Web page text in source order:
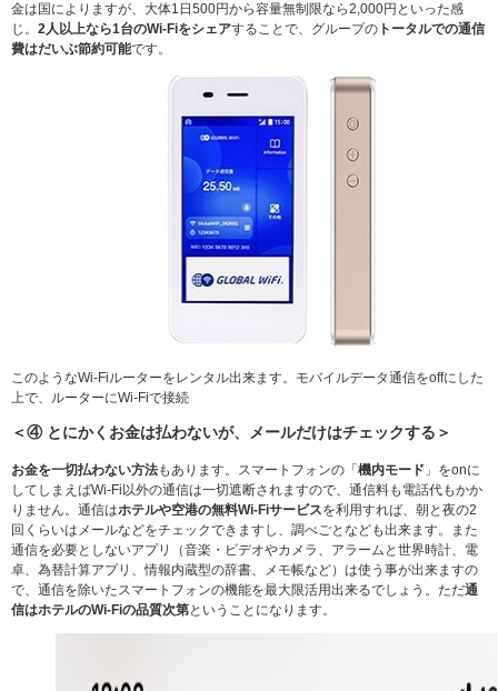
金は国によりますが、大体1日500円から容量無制限なら2,000円といった感
じ。 2人以上なら1台のWi-Fiをシェアすることで、グループの トータルでの通信
費はだいぶ節約可能です。
このようなWi-Fiルーターをレンタル出来ます。モバイルデータ通信をoffにした
上で、ルーターにWi-Fiで接続
＜④ とにかくお金は払わないが、メールだけはチェックする＞
お金を一切払わない方法もあります。スマートフォンの「機内モード 」をonに
してしまえばWi-Fi以外の通信は一切遮断されますので、通信料も電話代もかか
りません。通信はホテルや空港の無料Wi-Fiサービスを利用すれば、朝と夜の2
回くらいはメールなどをチェックできますし、調べごとなども出来ます。また
通信を必要としないアプリ（音楽・ビデオやカメラ、アラームと世界時計、電
卓、為替計算アプリ、情報内蔵型の辞書、メモ帳など）は使う事が出来ますの
で、通信を除いたスマートフォンの機能を最大限活用出来るでしょう。ただ通
信はホテルのWi-Fiの品質次第ということになります。